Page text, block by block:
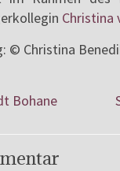
Christina
© Christina
Bohane